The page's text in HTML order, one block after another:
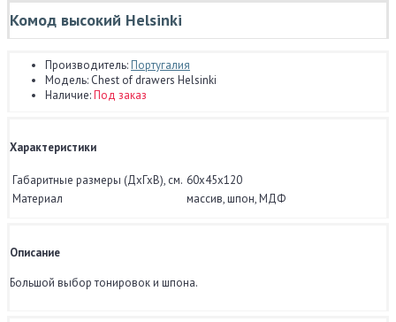
Комод высокий Helsinki
Производитель:Португалия
Модель: Chest of drawers Helsinki
Наличие:Под заказ
Характеристики
Габаритные размеры (ДхГхВ), см. 60x45x120
Материал
массив, шпон, МДФ
Описание
Большой выбор тонировок и шпона.